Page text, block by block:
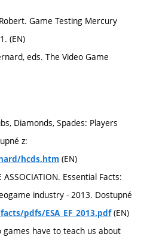
Game Testing Mercury
(EN)
eds. The Video Game
Diamonds, Spades: Players
z:
hcds.htm (EN)
ASSOCIATION. Essential Facts:
industry - 2013. Dostupné
pdfs/ESA_EF_2013.pdf(EN)
games have to teach us about